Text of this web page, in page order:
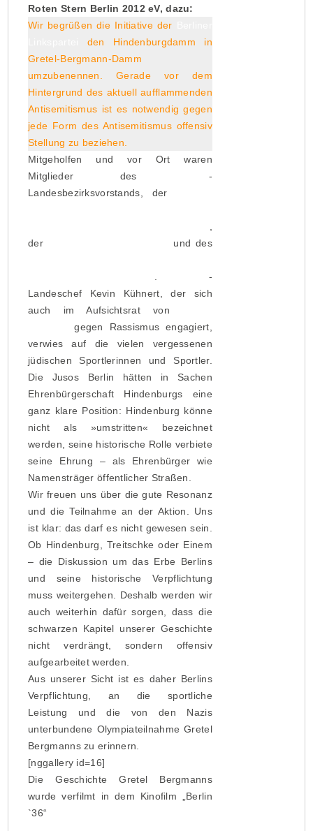
Roten Stern Berlin 2012 eV, dazu:
Wir begrüßen die Initiative der
den Hindenburgdamm in
Gretel-Bergmann-Damm
umzubenennen. Gerade vor dem
Hintergrund des aktuell aufflammenden
Antisemitismus ist es notwendig gegen
jede Form des Antisemitismus offensiv
Stellung zu beziehen.
Mitgeholfen und vor Ort waren
Mitglieder des
-
Landesbezirksvorstands, der
,
der
und des
.
-
Landeschef Kevin Kühnert, der sich
auch im Aufsichtsrat von
gegen Rassismus engagiert,
verwies auf die vielen vergessenen
jüdischen Sportlerinnen und Sportler.
Die Jusos Berlin hätten in Sachen
Ehrenbürgerschaft Hindenburgs eine
ganz klare Position: Hindenburg könne
nicht als »umstritten« bezeichnet
werden, seine historische Rolle verbiete
seine Ehrung – als Ehrenbürger wie
Namensträger öffentlicher Straßen.
Wir freuen uns über die gute Resonanz
und die Teilnahme an der Aktion. Uns
ist klar: das darf es nicht gewesen sein.
Ob Hindenburg, Treitschke oder Einem
– die Diskussion um das Erbe Berlins
und seine historische Verpflichtung
muss weitergehen. Deshalb werden wir
auch weiterhin dafür sorgen, dass die
schwarzen Kapitel unserer Geschichte
nicht verdrängt, sondern offensiv
aufgearbeitet werden.
Aus unserer Sicht ist es daher Berlins
Verpflichtung, an die sportliche
Leistung und die von den Nazis
unterbundene Olympiateilnahme Gretel
Bergmanns zu erinnern.
[nggallery id=16]
Die Geschichte Gretel Bergmanns
wurde verfilmt in dem Kinofilm „Berlin
`36“